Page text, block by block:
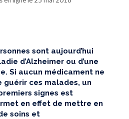
sont aujourd’hui
d’Alzheimer ou d’une
Si aucun médicament ne
guérir ces malades, un
signes est
en effet de mettre en
soins et